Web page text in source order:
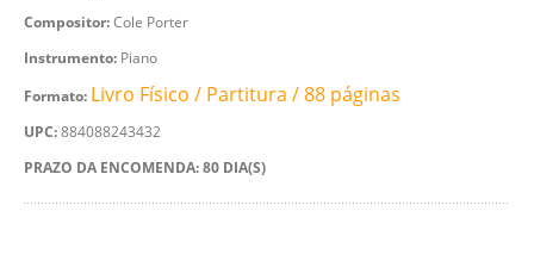
Compositor:Cole Porter
Instrumento: Piano
Formato: Livro Físico / Partitura / 88 páginas
UPC:884088243432
PRAZO DA ENCOMENDA: 80 DIA(S)